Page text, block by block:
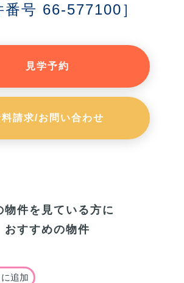
番号 66-577100］
見学予約
料請求/お問い合わせ
物件を見ている方に
おすすめの物件
追加